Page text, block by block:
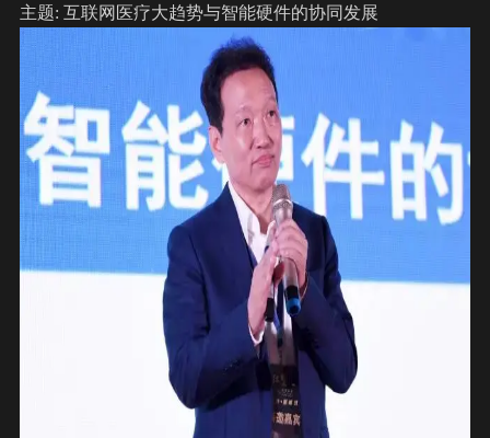
主题: 互联网医疗大趋势与智能硬件的协同发展